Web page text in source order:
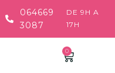
064669
3087
DE 9H A
17H
0